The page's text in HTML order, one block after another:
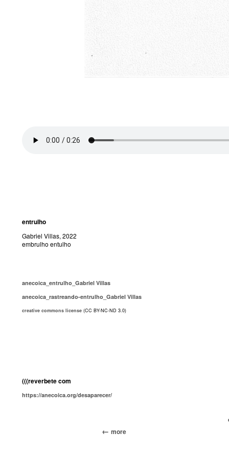
entrulho
Gabriel Villas, 2022
embrulho entulho
anecoica_entrulho_Gabriel Villas
anecoica_rastreando-entrulho_Gabriel Villas
creative commons license (CC BY-NC-ND 3.0)
(((reverbete com
https://anecoica.org/desaparecer/
more